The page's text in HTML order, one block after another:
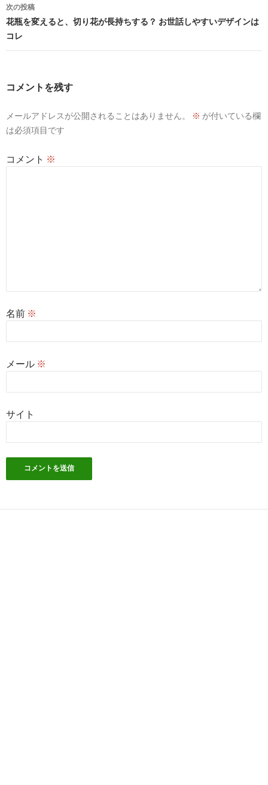
ビ
ゲ
ー
ョ
ン
次の投稿
花瓶を変えると、切り花が長持ちする？ お世話しやすいデザインは
コレ
コメントを残す
メールアドレスが公開されることはありません。 ※ が付いている欄
は必須項目です
コメント ※
名前 ※
メール ※
サイト